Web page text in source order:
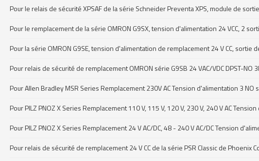
Pour le relais de sécurité XPSAF de la série Schneider Preventa XPS, module de
Pour le remplacement de la série OMRON G9SX, tension d'alimentation 24 VCC, 2
Pour la série OMRON G9SE, tension d'alimentation de remplacement 24 V CC,
Pour relais de sécurité de remplacement OMRON série G9SB 24 VAC/VDC DPST-
Pour Allen Bradley MSR Series Remplacement 230V AC Tension d'alimentation 3
Pour PILZ PNOZ X Series Remplacement 110 V, 115 V, 120 V, 230 V, 240 V AC
Pour PILZ PNOZ X Series Remplacement 24 V AC/DC, 48 - 240 V AC/DC Tension
Pour relais de sécurité de remplacement 24 V CC de la série PSR Classic de Phoenix